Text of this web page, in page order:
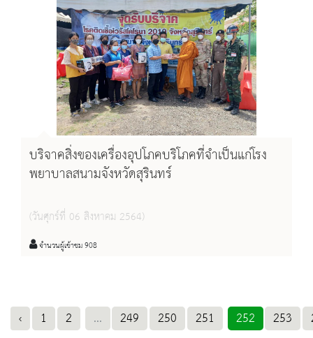
บริจาคสิ่งของเครื่องอุปโภคบริโภคที่จำเป็นแก่โรง
พยาบาลสนามจังหวัดสุรินทร์
(วันศุกร์ที่ 06 สิงหาคม 2564)
จำนวนผู้เข้าชม 908
‹ 1 2 ... 249 250 251 252 253